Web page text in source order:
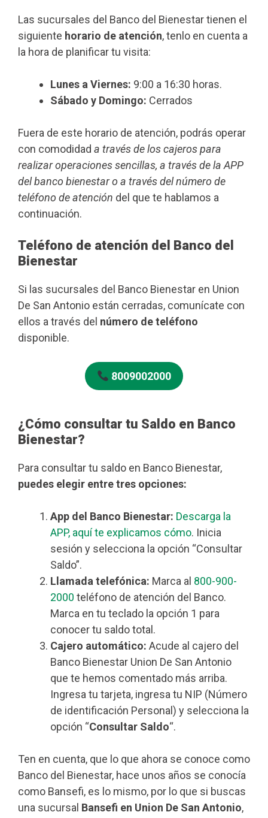
Las sucursales del Banco del Bienestar tienen el
siguiente horario de atención, tenlo en cuenta a
la hora de planificar tu visita:
Lunes a Viernes: 9:00 a 16:30 horas.
Sábado y Domingo: Cerrados
Fuera de este horario de atención, podrás operar
con comodidad a través de los cajeros para
realizar operaciones sencillas, a través de la APP
del banco bienestar o a través del número de
teléfono de atención del que te hablamos a
continuación.
Teléfono de atención del Banco del
Bienestar
Si las sucursales del Banco Bienestar en Union
De San Antonio están cerradas, comunícate con
ellos a través del número de teléfono
disponible.
8009002000
¿Cómo consultar tu Saldo en Banco
Bienestar?
Para consultar tu saldo en Banco Bienestar,
puedes elegir entre tres opciones:
App del Banco Bienestar: Descarga la
APP, aquí te explicamos cómo. Inicia
sesión y selecciona la opción “Consultar
Saldo”.
Llamada telefónica: Marca al 800-900-
2000 teléfono de atención del Banco.
Marca en tu teclado la opción 1 para
conocer tu saldo total.
Cajero automático: Acude al cajero del
Banco Bienestar Union De San Antonio
que te hemos comentado más arriba.
Ingresa tu tarjeta, ingresa tu NIP (Número
de identificación Personal) y selecciona la
opción “Consultar Saldo“.
Ten en cuenta, que lo que ahora se conoce como
Banco del Bienestar, hace unos años se conocía
como Bansefi, es lo mismo, por lo que si buscas
una sucursal Bansefi en Union De San Antonio,